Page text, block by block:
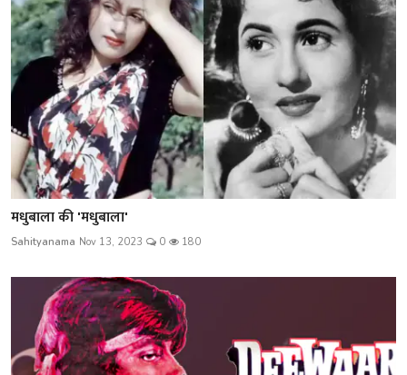
मधुबाला की 'मधुबाला'
Sahityanama Nov 13, 2023 0 180